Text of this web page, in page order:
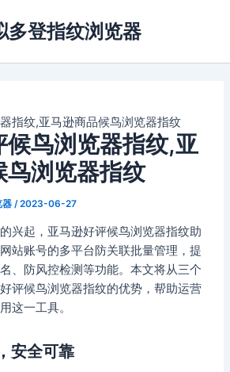
登指纹浏览器
指纹,亚马逊商品候鸟浏览器指纹
候鸟浏览器指纹,亚
鸟浏览器指纹
器 /2023-06-27
兴起，亚马逊好评候鸟浏览器指纹助
站账号的多平台防关联批量管理，提
、防风控检测等功能。本文将从三个
评候鸟浏览器指纹的优势，帮助运营
这一工具。
安全可靠